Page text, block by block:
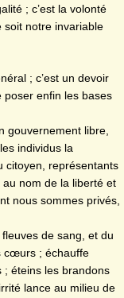
; c’est la volonté
soit notre invariable
; c’est un devoir
poser enfin les bases
gouvernement libre,
individus la
citoyen, représentants
nom de la liberté et
nous sommes privés,
de sang, et du
cœurs ; échauffe
; éteins les brandons
lance au milieu de